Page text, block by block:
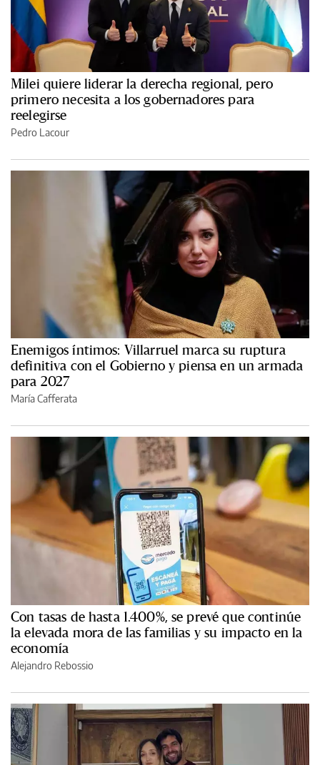
Milei quiere liderar la derecha regional, pero
primero necesita a los gobernadores para
reelegirse
Pedro Lacour
Enemigos íntimos: Villarruel marca su ruptura
definitiva con el Gobierno y piensa en un armada
para 2027
María Cafferata
Con tasas de hasta 1.400%, se prevé que continúe
la elevada mora de las familias y su impacto en la
economía
Alejandro Rebossio